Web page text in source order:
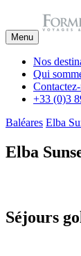
Menu
Nos
Qui
+33 (0)3
Baléares Elba
Elba
Séjours